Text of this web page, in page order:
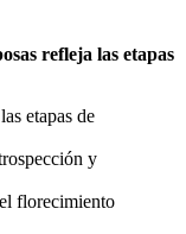
refleja las etapas
etapas de
y
florecimiento